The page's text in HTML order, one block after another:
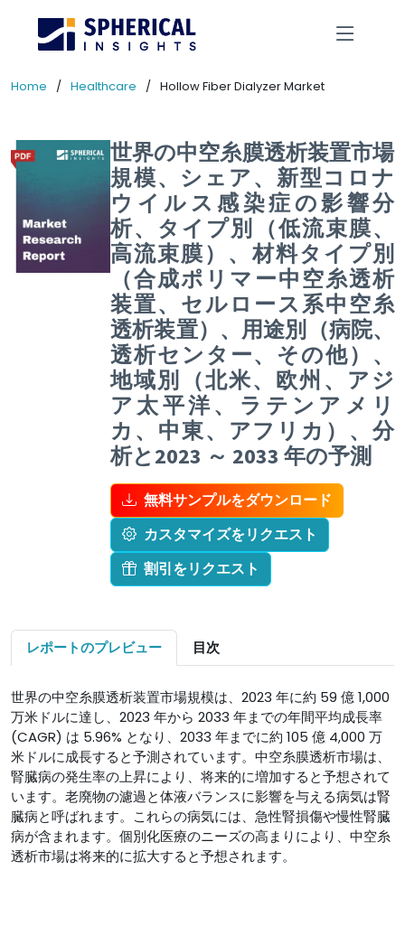
Home Healthcare Hollow Fiber Dialyzer Market
世界の中空糸膜透析装置市場
規模、シェア、新型コロナ
ウイルス感染症の影響分
析、タイプ別（低流束膜、
高流束膜）、材料タイプ別
（合成ポリマー中空糸透析
装置、セルロース系中空糸
透析装置）、用途別（病院、
透析センター、その他）、
地域別（北米、欧州、アジ
ア太平洋、ラテンアメリ
カ、中東、アフリカ）、分
析と2023 ～ 2033 年の予測
無料サンプルをダウンロード
カスタマイズをリクエスト
割引をリクエスト
レポートのプレビュー 目次
世界の中空糸膜透析装置市場規模は、2023 年に約 59 億 1,000
万米ドルに達し、2023 年から 2033 年までの年間平均成長率
(CAGR) は 5.96% となり、2033 年までに約 105 億 4,000 万
米ドルに成長すると予測されています。中空糸膜透析市場は、
腎臓病の発生率の上昇により、将来的に増加すると予想されて
います。老廃物の濾過と体液バランスに影響を与える病気は腎
臓病と呼ばれます。これらの病気には、急性腎損傷や慢性腎臓
病が含まれます。個別化医療のニーズの高まりにより、中空糸
透析市場は将来的に拡大すると予想されます。